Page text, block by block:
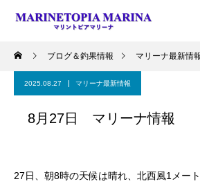
ブログ＆釣果情報 マリーナ最新情
2025.08.27 マリーナ最新情報
8月27日 マリーナ情報
27日、朝8時の天候は晴れ、北西風1メー